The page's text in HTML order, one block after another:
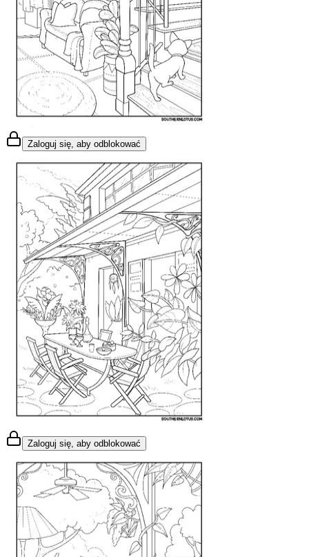
Zaloguj się, aby odblokować
Zaloguj się, aby odblokować